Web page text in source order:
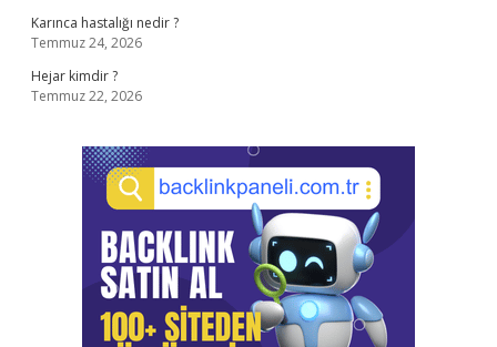
Karınca hastalığı nedir ?
Temmuz 24, 2026
Hejar kimdir ?
Temmuz 22, 2026